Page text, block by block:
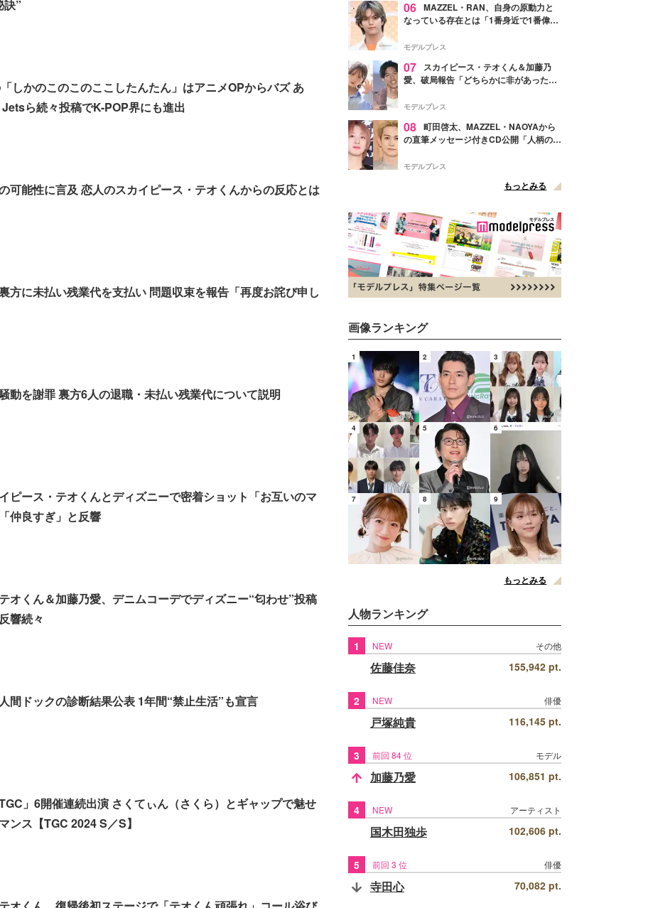
訣”
しかのこのこのここしたんたん」はアニメOPからバズ あ
ら続々投稿でK-POP界にも進出
可能性に言及 恋人のスカイピース・テオくんからの反応とは
方に未払い残業代を支払い 問題収束を報告「再度お詫び申し
動を謝罪 裏方6人の退職・未払い残業代について説明
ピース・テオくんとディズニーで密着ショット「お互いのマ
仲良すぎ」と反響
オくん＆加藤乃愛、デニムコーデでディズニー“匂わせ”投稿
響続々
間ドックの診断結果公表 1年間“禁止生活”も宣言
」6開催連続出演 さくてぃん（さくら）とギャップで魅せ
ンス【TGC 2024 S／S】
06 MAZZEL・RAN、自身の原動力と
なっている存在とは「1番身近で1番偉大
モデルプレス
07
スカイピース・テオくん＆加藤乃
愛、破局報告「どちらかに非があったわ
モデルプレス
08 町田啓太、MAZZEL・NAOYAから
の直筆メッセージ付きCD公開「人柄の良
モデルプレス
もっとみる
画像ランキング
1 2 3
4 5 6
7 8 9
もっとみる
人物ランキング
1 NEW その他
佐藤佳奈 155,942 pt.
2 NEW 俳優
戸塚純貴 116,145 pt.
3 前回 84 位 モデル
加藤乃愛 106,851 pt.
4 NEW アーティスト
国木田独歩 102,606 pt.
5 前回 3 位 俳優
寺田心 70,082 pt.